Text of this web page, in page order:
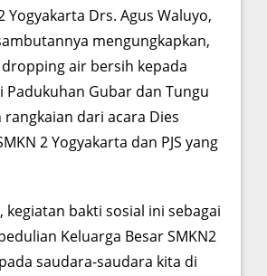
Yogyakarta Drs. Agus Waluyo,
mengungkapkan,
air bersih kepada
Padukuhan Gubar dan Tungu
dari acara Dies
2 Yogyakarta dan PJS yang
kegiatan bakti sosial ini sebagai
Keluarga Besar SMKN2
saudara-saudara kita di